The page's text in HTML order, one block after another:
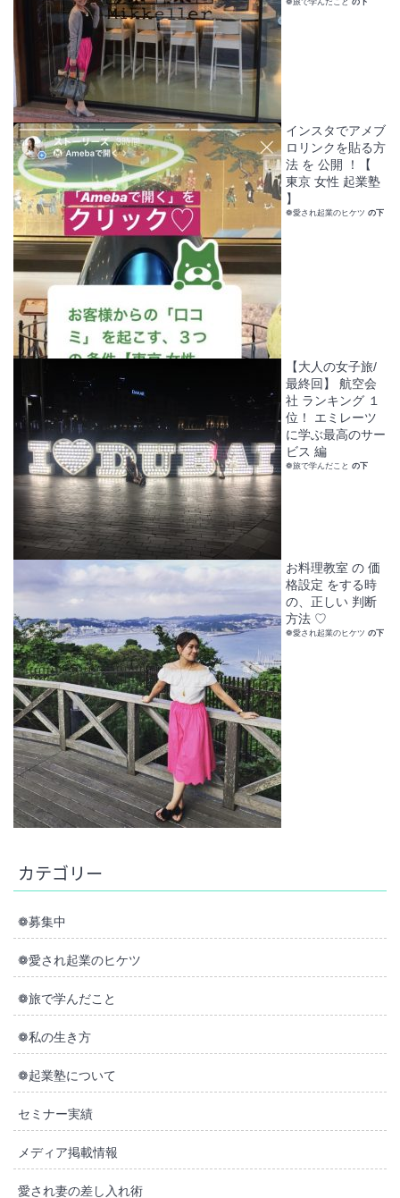
❁旅で学んだこと の下
インスタでアメブ
ロリンクを貼る方
法 を 公開 ！【
東京 女性 起業塾
】
❁愛され起業のヒケツ の下
【大人の女子旅/
最終回】 航空会
社 ランキング １
位！ エミレーツ
に学ぶ最高のサー
ビス 編
❁旅で学んだこと の下
お料理教室 の 価
格設定 をする時
の、正しい 判断
方法 ♡
❁愛され起業のヒケツ の下
カテゴリー
❁募集中
❁愛され起業のヒケツ
❁旅で学んだこと
❁私の生き方
❁起業塾について
セミナー実績
メディア掲載情報
愛され妻の差し入れ術